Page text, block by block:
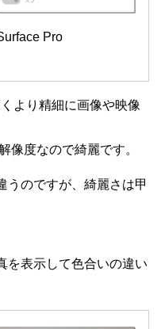
Pro
より精細に画像や映像
像度なので綺麗です。
うのですが、綺麗さは甲
を表示して色合いの違い